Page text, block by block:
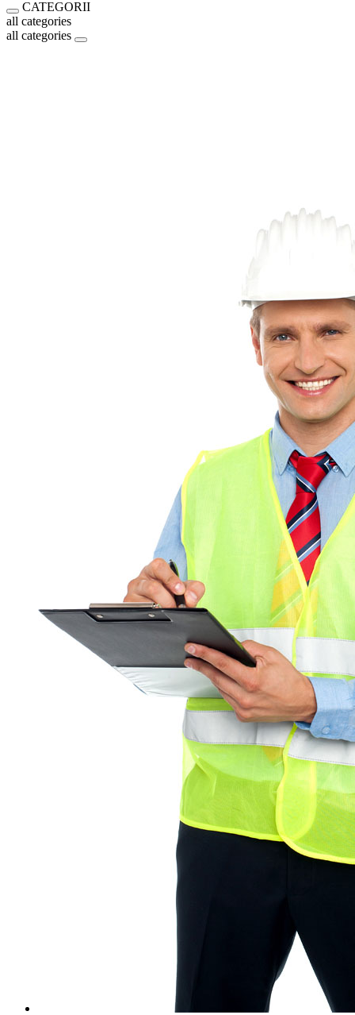
CATEGORII
all categories
all categories